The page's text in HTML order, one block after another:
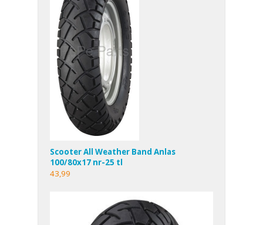
Scooter All Weather Band Anlas
100/80x17 nr-25 tl
43,99